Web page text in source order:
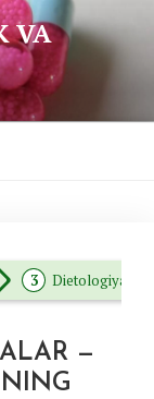
VA
Dietologiya
—